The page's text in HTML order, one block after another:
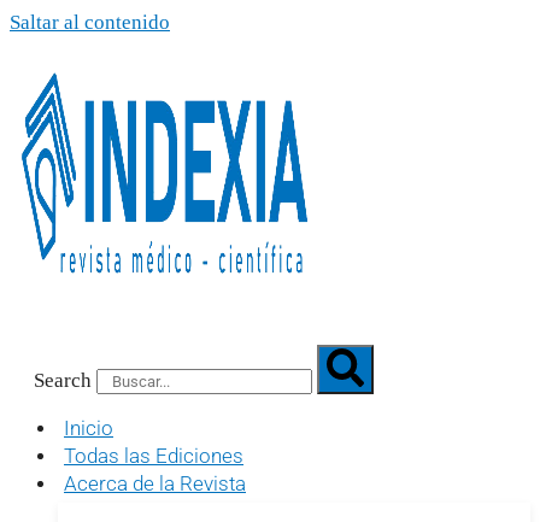
Saltar al contenido
Search
Inicio
Todas las Ediciones
Acerca de la Revista